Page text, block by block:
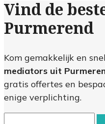
Vind de
Purmerend
Kom gemakkelijk en
mediators uit
gratis offertes en
enige verplichting.